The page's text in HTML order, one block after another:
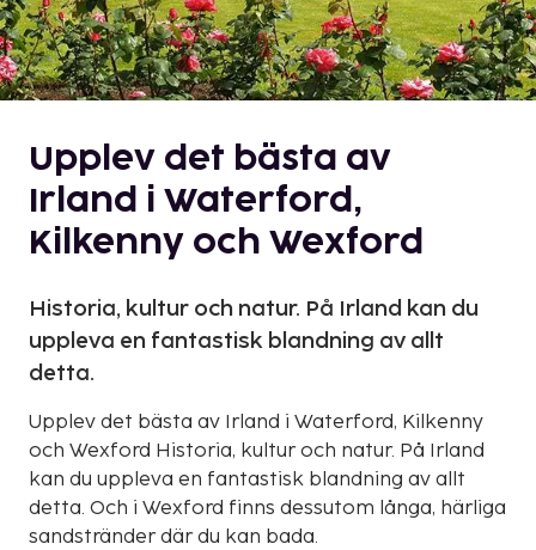
Upplev det bästa av
Irland i Waterford,
Kilkenny och Wexford
Historia, kultur och natur. På Irland kan du
uppleva en fantastisk blandning av allt
detta.
Upplev det bästa av Irland i Waterford, Kilkenny
och Wexford Historia, kultur och natur. På Irland
kan du uppleva en fantastisk blandning av allt
detta. Och i Wexford finns dessutom långa, härliga
sandstränder där du kan bada.